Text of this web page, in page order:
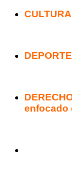
CULTURA
DEPORTE
enfocado